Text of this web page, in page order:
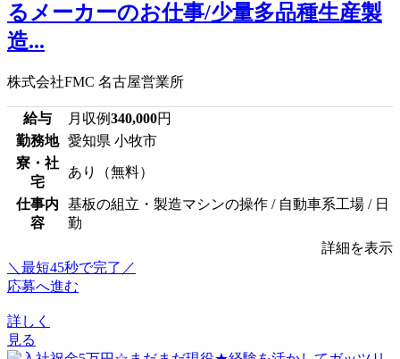
るメーカーのお仕事/少量多品種生産製
造...
株式会社FMC 名古屋営業所
給与 月収例340,000円
勤務地
愛知県 小牧市
寮・社
宅
あり（無料）
仕事内
容
基板の組立・製造マシンの操作 / 自動車系工場 / 日
勤
詳細を表示
＼最短45秒で完了／
応募へ進む
詳しく
見る